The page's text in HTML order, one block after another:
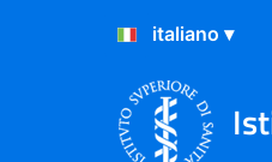
Salta al Contenuto
Salta al Footer